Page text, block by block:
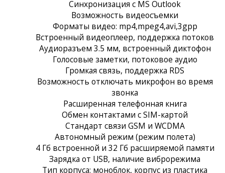
Синхронизация с MS Outlook
Возможность видеосъемки
Форматы видео: mp4,mpeg4,avi,3gpp
Встроенный видеоплеер, поддержка потоков
Аудиоразъем 3.5 мм, встроенный диктофон
Голосовые заметки, потоковое аудио
Громкая связь, поддержка RDS
Возможность отключать микрофон во время
звонка
Расширенная телефонная книга
Обмен контактами с SIM-картой
Стандарт связи GSM и WCDMA
Автономный режим (режим полета)
4 Гб встроенной и 32 Гб расширяемой памяти
Зарядка от USB, наличие виброрежима
Тип корпуса: моноблок, корпус из пластика